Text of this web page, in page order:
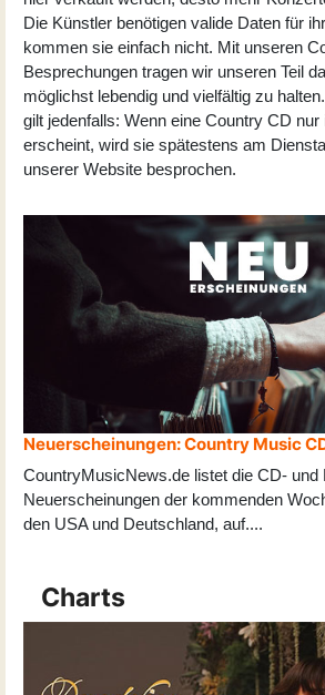
Die Künstler benötigen valide Daten für
kommen sie einfach nicht. Mit unseren
Besprechungen tragen wir unseren Teil
möglichst lebendig und vielfältig zu
gilt jedenfalls: Wenn eine Country CD nur
erscheint, wird sie spätestens am
unserer Website besprochen.
Neuerscheinungen: Country Music
CountryMusicNews.de listet die CD- und
Neuerscheinungen der kommenden
den USA und Deutschland, auf....
Charts